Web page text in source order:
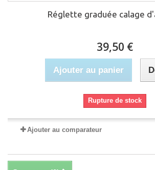
Réglette graduée calage
39,50 €
Ajouter au panier
Rupture de stock
Ajouter au comparateur